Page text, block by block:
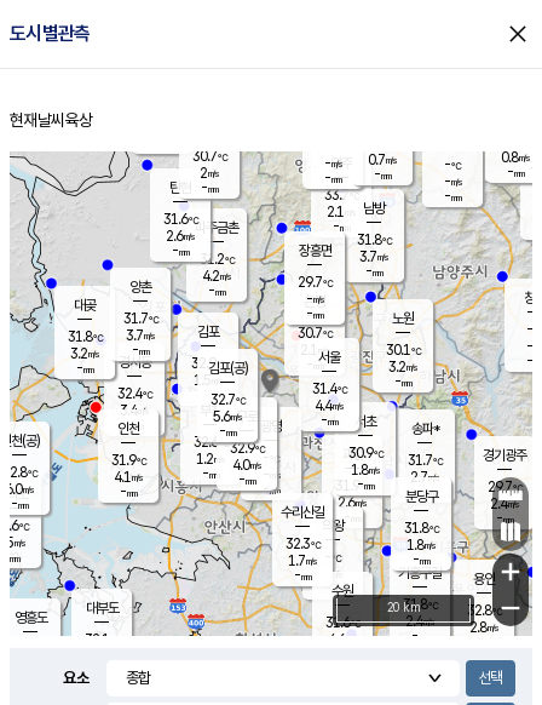
도시별관측 close
홈
현재날씨 육상
의도
℃
m/s
mm
영흥도
양주
33.7℃
2.1
-mm
과천
31.9℃
2.6m/s
- mm
용인
32.8℃
2.8m/s
경기광주
29.7℃
2.4m/s
-mm
대부도
32.1
경서동
32.4℃
3.4 m/s
-mm
파주금촌
31.2℃
4.2m/s
-mm
-℃
-m/s
-mm
대곶
31.8℃
3.2m/s
-mm
창
-
-m/
-
탄현
31.6℃
2.6m/s
-mm
0.8m/s
-mm
의왕
- ℃
m/s
mm
김포
32.9℃
1.5 m/s
mm
광명
- ℃
-m/s
-mm
부천
32.6℃
1.2m/s
-mm
양촌
31.7℃
3.7m/s
-mm
구로
32.9℃
4.0m/s
-mm
은평
30.7℃
2.1 m/s
- mm
노원
30.1℃
3.2m/s
-mm
송파*
31.7℃
2.7m/s
-mm
서초
30.9℃
1.8m/s
-mm
남방
31.8℃
3.7m/s
-mm
기흥구갈
31.8℃
2.4m/s
-
수리산길
32.3℃
1.7m/s
-mm
분당구
31.8℃
1.8m/s
-mm
장흥면
29.7℃
-m/s
-mm
-m/s
-mm
인천(공)
32.8℃
6.0m/s
-mm
김포(공)
32.7℃
5.6m/s
-mm
수원
31.6℃
4.6 m/s
인천
31.9℃
4.1 m/s
-mm
서울
31.4℃
4.4m/s
-mm
30.7℃
2m/s
-mm
0.7m/s
-mm
+
−
20 km
요소